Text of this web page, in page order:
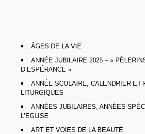
ÂGES DE LA VIE
ANNÉE JUBILAIRE 2025 – «
D’ESPÉRANCE »
ANNÉE SCOLAIRE, CALENDRIER ET
LITURGIQUES
ANNÉES JUBILAIRES, ANNÉES
L’EGLISE
ART ET VOIES DE LA BEAUTÉ